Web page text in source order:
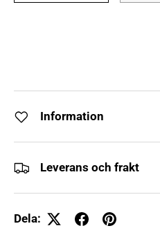
Information
Leverans och frakt
Dela: